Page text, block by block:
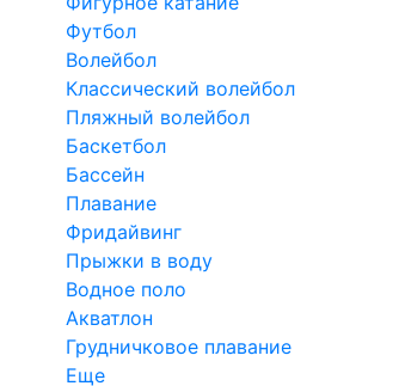
Футбол
Волейбол
Классический волейбол
Пляжный волейбол
Баскетбол
Бассейн
Плавание
Фридайвинг
Прыжки в воду
Водное поло
Акватлон
Грудничковое плавание
Еще